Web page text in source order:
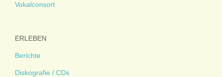
Vokalconsort
ERLEBEN
Berichte
Diskografie / CDs